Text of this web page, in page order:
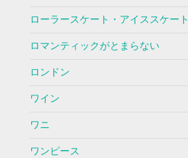
ローラースケート・アイススケート
ロマンティックがとまらない
ロンドン
ワイン
ワニ
ワンピース